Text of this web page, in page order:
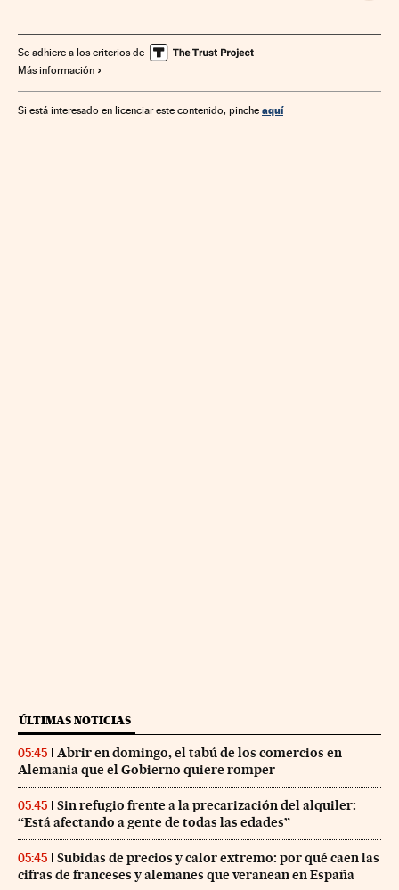
Se adhiere a los criterios de
Más información
Si está interesado en licenciar este contenido, pinche aquí
ÚLTIMAS NOTICIAS
05:45
Abrir en domingo, el tabú de los comercios en
Alemania que el Gobierno quiere romper
05:45
Sin refugio frente a la precarización del alquiler:
“Está afectando a gente de todas las edades”
05:45
Subidas de precios y calor extremo: por qué caen las
cifras de franceses y alemanes que veranean en España